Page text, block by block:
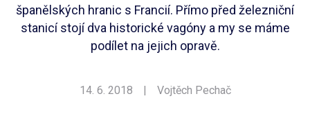
Jako firma
španělských hranic s Francií. Přímo před železniční
stanicí stojí dva historické vagóny a my se máme
podílet na jejich opravě.
14. 6. 2018 | Vojtěch Pechač